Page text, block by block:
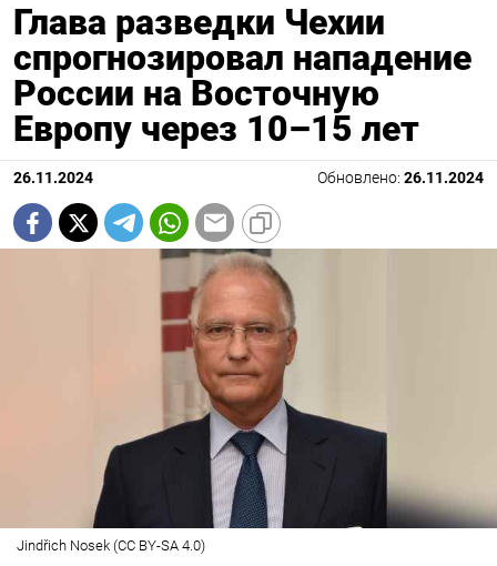
Глава разведки Чехии
спрогнозировал нападение
России на Восточную
Европу через 10–15 лет
26.11.2024 Обновлено: 26.11.2024
Jindřich Nosek (CC BY-SA 4.0)